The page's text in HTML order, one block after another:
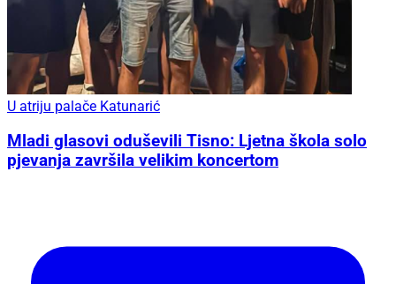
U atriju palače Katunarić
Mladi glasovi oduševili Tisno: Ljetna škola solo
pjevanja završila velikim koncertom